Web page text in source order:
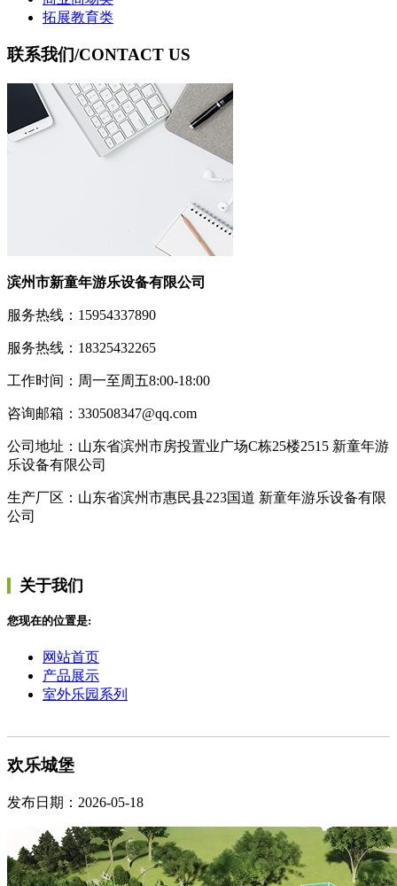
拓展教育类
联系我们/CONTACT US
滨州市新童年游乐设备有限公司
服务热线：15954337890
服务热线：18325432265
工作时间：周一至周五8:00-18:00
咨询邮箱：330508347@qq.com
公司地址：山东省滨州市房投置业广场C栋25楼2515 新童年游
乐设备有限公司
生产厂区：山东省滨州市惠民县223国道 新童年游乐设备有限
公司
关于我们
您现在的位置是:
网站首页
产品展示
室外乐园系列
欢乐城堡
发布日期：2026-05-18